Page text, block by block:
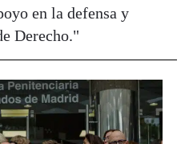
en la defensa y
Derecho."